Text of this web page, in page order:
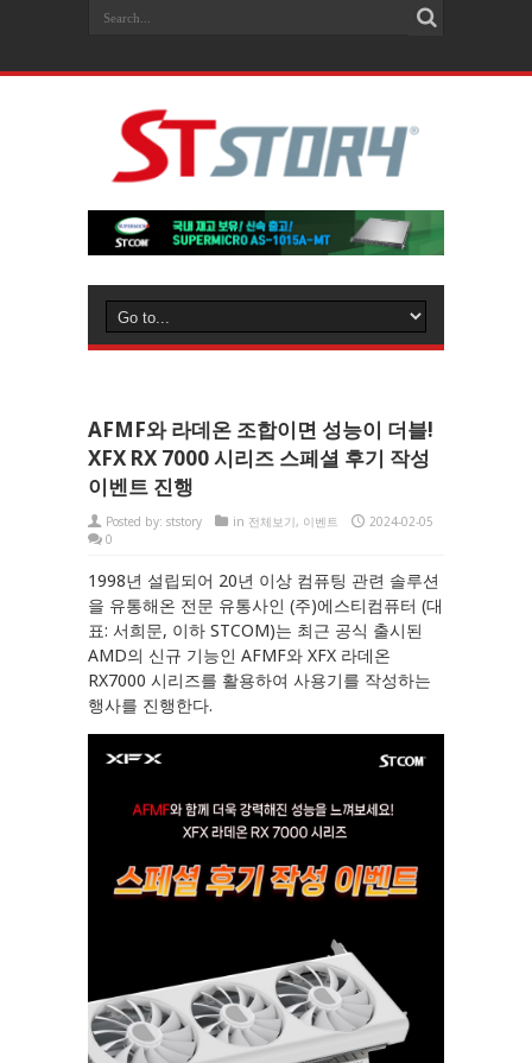
AFMF와 라데온 조합이면 성능이 더블!
XFX RX 7000 시리즈 스페셜 후기 작성
이벤트 진행
Posted by: ststory in 전체보기, 이벤트
2024-02-05
0
1998년 설립되어 20년 이상 컴퓨팅 관련 솔루션
을 유통해온 전문 유통사인 (주)에스티컴퓨터 (대
표: 서희문, 이하 STCOM)는 최근 공식 출시된
AMD의 신규 기능인 AFMF와 XFX 라데온
RX7000 시리즈를 활용하여 사용기를 작성하는
행사를 진행한다.